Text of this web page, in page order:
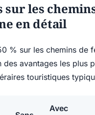
sur les
en détail
% sur les chemins de
des avantages les plus
touristiques
Avec